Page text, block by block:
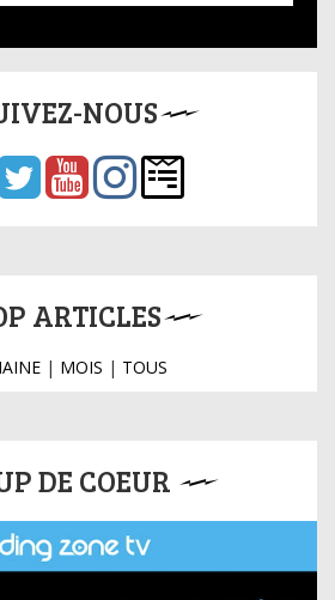
NOUS
ARTICLES
| MOIS | TOUS
DE COEUR